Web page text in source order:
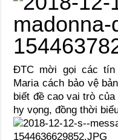
ĐTC mời gọi các
Maria cách bảo vệ
biết đề cao vai trò
hy vọng, đồng thời